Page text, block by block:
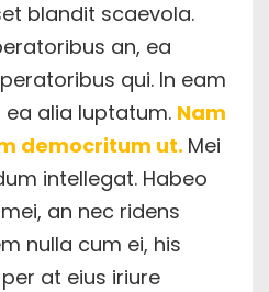
blandit scaevola.
an, ea
qui. In eam
alia luptatum. Nam
democritum ut. Mei
intellegat. Habeo
an nec ridens
nulla cum ei, his
at eius iriure